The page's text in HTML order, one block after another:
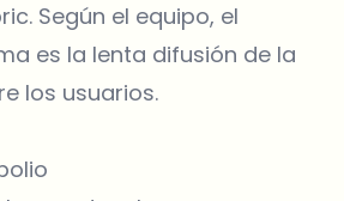
Según el equipo, el
es la lenta difusión de la
los usuarios.